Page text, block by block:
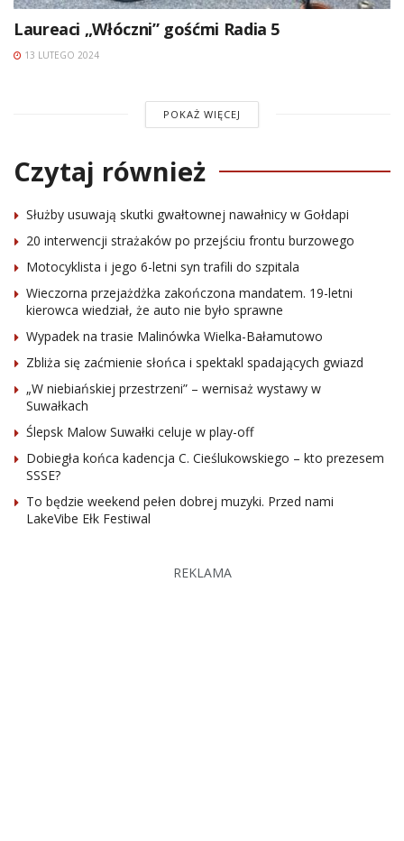
Laureaci „Włóczni” gośćmi Radia 5
13 LUTEGO 2024
POKAŻ WIĘCEJ
Czytaj również
Służby usuwają skutki gwałtownej nawałnicy w Gołdapi
20 interwencji strażaków po przejściu frontu burzowego
Motocyklista i jego 6-letni syn trafili do szpitala
Wieczorna przejażdżka zakończona mandatem. 19-letni
kierowca wiedział, że auto nie było sprawne
Wypadek na trasie Malinówka Wielka-Bałamutowo
Zbliża się zaćmienie słońca i spektakl spadających gwiazd
„W niebiańskiej przestrzeni” – wernisaż wystawy w
Suwałkach
Ślepsk Malow Suwałki celuje w play-off
Dobiegła końca kadencja C. Cieślukowskiego – kto prezesem
SSSE?
To będzie weekend pełen dobrej muzyki. Przed nami
LakeVibe Ełk Festiwal
REKLAMA